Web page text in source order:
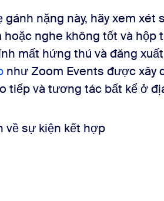
nặng này, hãy xem xét
hoặc nghe không tốt và hộp
mất hứng thú và đăng
như Zoom Events được xây
tiếp và tương tác bất kể ở